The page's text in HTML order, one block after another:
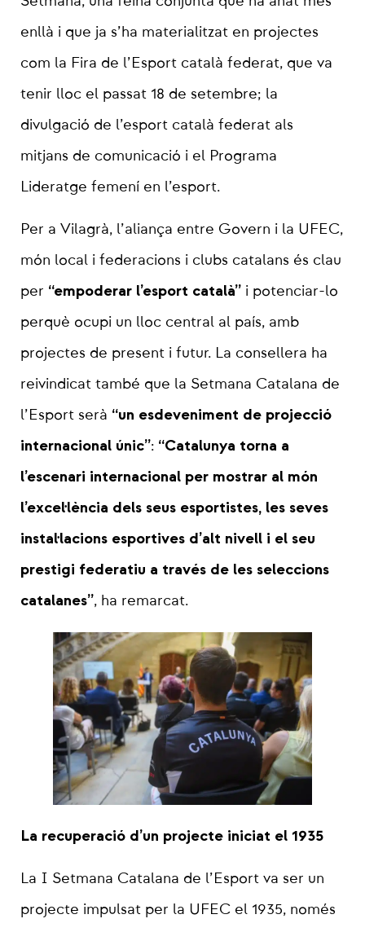
enllà i que ja s’ha materialitzat en projectes
com la Fira de l’Esport català federat, que va
tenir lloc el passat 18 de setembre; la
divulgació de l’esport català federat als
mitjans de comunicació i el Programa
Lideratge femení en l’esport.
Per a Vilagrà, l’aliança entre Govern i la UFEC,
món local i federacions i clubs catalans és clau
per “empoderar l’esport català” i potenciar-lo
perquè ocupi un lloc central al país, amb
projectes de present i futur. La consellera ha
reivindicat també que la Setmana Catalana de
l’Esport serà “un esdeveniment de projecció
internacional únic”: “Catalunya torna a
l’escenari internacional per mostrar al món
l’excel·lència dels seus esportistes, les seves
instal·lacions esportives d’alt nivell i el seu
prestigi federatiu a través de les seleccions
catalanes”, ha remarcat.
La recuperació d’un projecte iniciat el 1935
La I Setmana Catalana de l’Esport va ser un
projecte impulsat per la UFEC el 1935, només